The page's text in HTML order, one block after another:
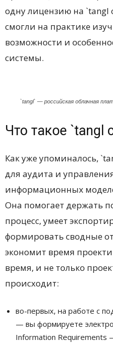
одну лицензию на `tangl
смогли на практике
возможности и
системы.
`tangl` — российская облачная
Что такое `tangl
Как уже упоминалось,
для аудита и
информационных
Она помогает держать
процесс, умеет
формировать сводные
экономит время
время, и не только
происходит:
во-первых, на работе с
— вы формируете
Information